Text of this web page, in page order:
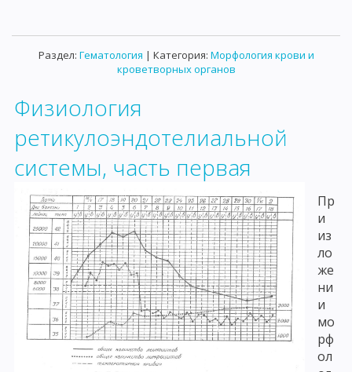
Раздел: Гематология | Категория: Морфология крови и
кроветворных органов
Физиология
ретикулоэндотелиальной
системы, часть первая
Пр
и
из
ло
же
ни
и
мо
рф
ол